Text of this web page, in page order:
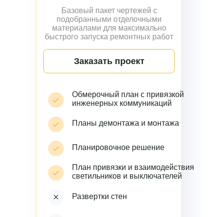
Базовый пакет чертежей с
подобранными отделочными
материалами для максимально
быстрого запуска ремонтных работ
Заказать проект
Обмерочный план с привязкой
инженерных коммуникаций
Планы демонтажа и монтажа
Планировочное решение
План привязки и взаимодействия
светильников и выключателей
Развертки стен